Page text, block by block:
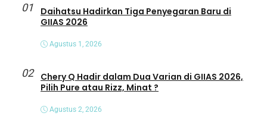
01
Daihatsu Hadirkan Tiga Penyegaran Baru di
GIIAS 2026
Agustus 1, 2026
02
Chery Q Hadir dalam Dua Varian di GIIAS 2026,
Pilih Pure atau Rizz, Minat ?
Agustus 2, 2026